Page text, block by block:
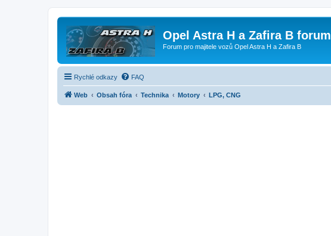
Opel Astra H a Zafira B forum
Forum pro majitele vozů Opel Astra H a Zafira B
Rychlé odkazy FAQ
Web Obsah fóra Technika Motory LPG, CNG